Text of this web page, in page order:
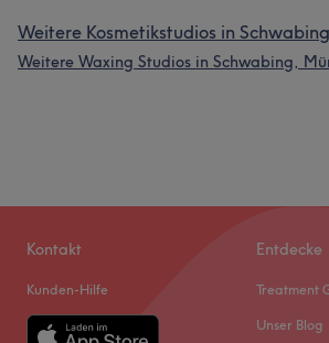
Weitere Kosmetikstudios in
Weitere Waxing Studios in Schwabing,
Kontakt
Kunden-Hilfe
Entdecke
Treatment
Unser Blog